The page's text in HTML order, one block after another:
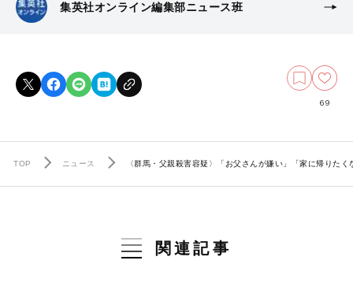
集英社オンライン編集部ニュース班
69
TOP ニュース 〈群馬・父親殺害容疑〉「お父さんが嫌い」「家に帰りた
関連記事